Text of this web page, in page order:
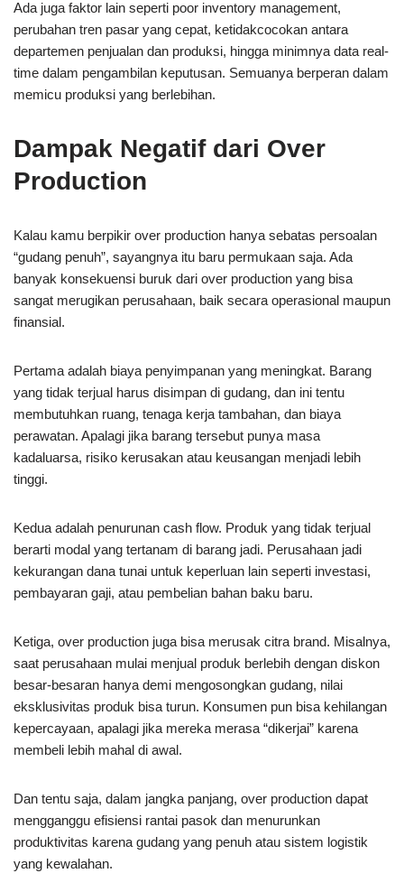
Ada juga faktor lain seperti poor inventory management,
perubahan tren pasar yang cepat, ketidakcocokan antara
departemen penjualan dan produksi, hingga minimnya data real-
time dalam pengambilan keputusan. Semuanya berperan dalam
memicu produksi yang berlebihan.
Dampak Negatif dari Over
Production
Kalau kamu berpikir over production hanya sebatas persoalan
“gudang penuh”, sayangnya itu baru permukaan saja. Ada
banyak konsekuensi buruk dari over production yang bisa
sangat merugikan perusahaan, baik secara operasional maupun
finansial.
Pertama adalah biaya penyimpanan yang meningkat. Barang
yang tidak terjual harus disimpan di gudang, dan ini tentu
membutuhkan ruang, tenaga kerja tambahan, dan biaya
perawatan. Apalagi jika barang tersebut punya masa
kadaluarsa, risiko kerusakan atau keusangan menjadi lebih
tinggi.
Kedua adalah penurunan cash flow. Produk yang tidak terjual
berarti modal yang tertanam di barang jadi. Perusahaan jadi
kekurangan dana tunai untuk keperluan lain seperti investasi,
pembayaran gaji, atau pembelian bahan baku baru.
Ketiga, over production juga bisa merusak citra brand. Misalnya,
saat perusahaan mulai menjual produk berlebih dengan diskon
besar-besaran hanya demi mengosongkan gudang, nilai
eksklusivitas produk bisa turun. Konsumen pun bisa kehilangan
kepercayaan, apalagi jika mereka merasa “dikerjai” karena
membeli lebih mahal di awal.
Dan tentu saja, dalam jangka panjang, over production dapat
mengganggu efisiensi rantai pasok dan menurunkan
produktivitas karena gudang yang penuh atau sistem logistik
yang kewalahan.